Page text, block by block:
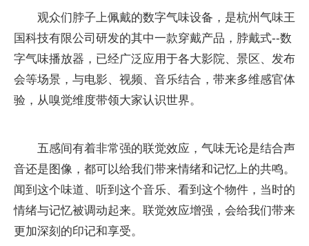
观众们脖子上佩戴的数字气味设备，是杭州气味王
国科技有限公司研发的其中一款穿戴产品，脖戴式--数
字气味播放器，已经广泛应用于各大影院、景区、发布
会等场景，与电影、视频、音乐结合，带来多维感官体
验，从嗅觉维度带领大家认识世界。
五感间有着非常强的联觉效应，气味无论是结合声
音还是图像，都可以给我们带来情绪和记忆上的共鸣。
闻到这个味道、听到这个音乐、看到这个物件，当时的
情绪与记忆被调动起来。联觉效应增强，会给我们带来
更加深刻的印记和享受。